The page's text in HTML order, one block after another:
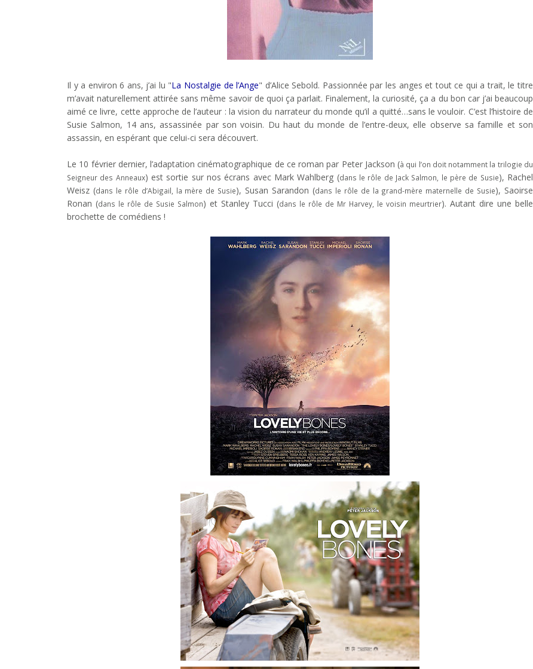
Il y a environ 6 ans, j’ai lu "La Nostalgie de l’Ange" d’Alice Sebold. Passionnée par les anges et tout ce qui a trait, le titre
m’avait naturellement attirée sans même savoir de quoi ça parlait. Finalement, la curiosité, ça a du bon car j’ai beaucoup
aimé ce livre, cette approche de l’auteur : la vision du narrateur du monde qu’il a quitté…sans le vouloir. C’est l’histoire de
Susie Salmon, 14 ans, assassinée par son voisin. Du haut du monde de l’entre-deux, elle observe sa famille et son
assassin, en espérant que celui-ci sera découvert.
Le 10 février dernier, l’adaptation cinématographique de ce roman par Peter Jackson (à qui l’on doit notamment la trilogie du
Seigneur des Anneaux) est sortie sur nos écrans avec Mark Wahlberg (dans le rôle de Jack Salmon, le père de Susie), Rachel
Weisz (dans le rôle d’Abigail, la mère de Susie), Susan Sarandon (dans le rôle de la grand-mère maternelle de Susie), Saoirse
Ronan (dans le rôle de Susie Salmon) et Stanley Tucci (dans le rôle de Mr Harvey, le voisin meurtrier). Autant dire une belle
brochette de comédiens !